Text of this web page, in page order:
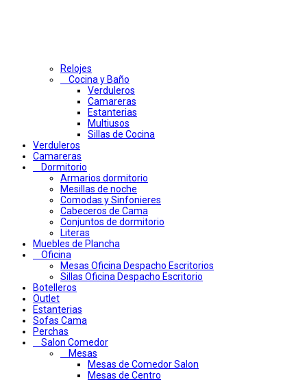
Relojes
Cocina y Baño
Verduleros
Camareras
Estanterias
Multiusos
Sillas de Cocina
Verduleros
Camareras
Dormitorio
Armarios dormitorio
Mesillas de noche
Comodas y Sinfonieres
Cabeceros de Cama
Conjuntos de dormitorio
Literas
Muebles de Plancha
Oficina
Mesas Oficina Despacho Escritorios
Sillas Oficina Despacho Escritorio
Botelleros
Outlet
Estanterias
Sofas Cama
Perchas
Salon Comedor
Mesas
Mesas de Comedor Salon
Mesas de Centro